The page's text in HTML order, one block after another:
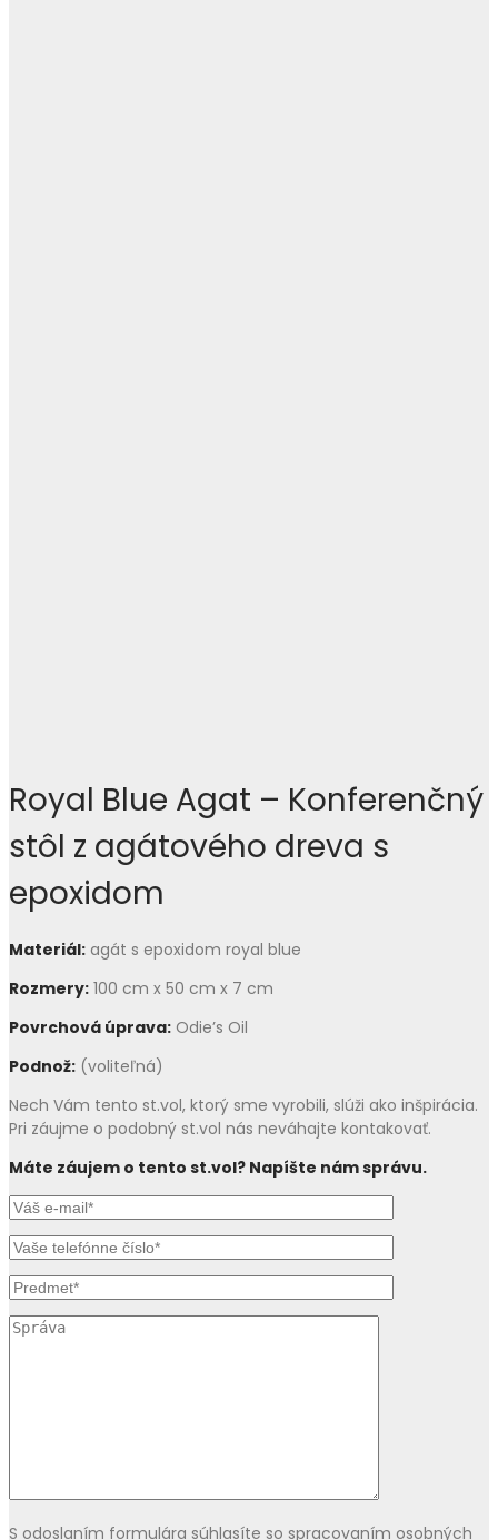
Royal Blue Agat – Konferenčný
stôl z agátového dreva s
epoxidom
Materiál: agát s epoxidom royal blue
Rozmery: 100 cm x 50 cm x 7 cm
Povrchová úprava: Odie’s Oil
Podnož: (voliteľná)
Nech Vám tento st.vol, ktorý sme vyrobili, slúži ako inšpirácia.
Pri záujme o podobný st.vol nás neváhajte kontakovať.
Máte záujem o tento st.vol? Napíšte nám správu.
S odoslaním formulára súhlasíte so spracovaním osobných